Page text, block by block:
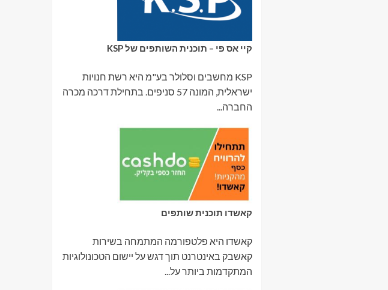
קיי אס פי – תוכנית השותפים של KSP
KSP מחשבים וסלולר בע"מ היא רשת חנויות
ישראלית, המונה 57 סניפים. בתחילת דרכה מכרה
החברה...
קאשדו תוכנית שותפים
קאשדו היא פלטפורמה המתמחה בשירות
קאשבק באינטרנט תוך דגש על יישום הטכונולוגיות
המתקדמות ביותר על...